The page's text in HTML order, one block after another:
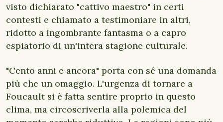
visto dichiarato "cattivo maestro" in certi
contesti e chiamato a testimoniare in altri,
ridotto a ingombrante fantasma o a capro
espiatorio di un'intera stagione culturale.
"Cento anni e ancora" porta con sé una domanda
più che un omaggio. L'urgenza di tornare a
Foucault si è fatta sentire proprio in questo
clima, ma circoscriverla alla polemica del